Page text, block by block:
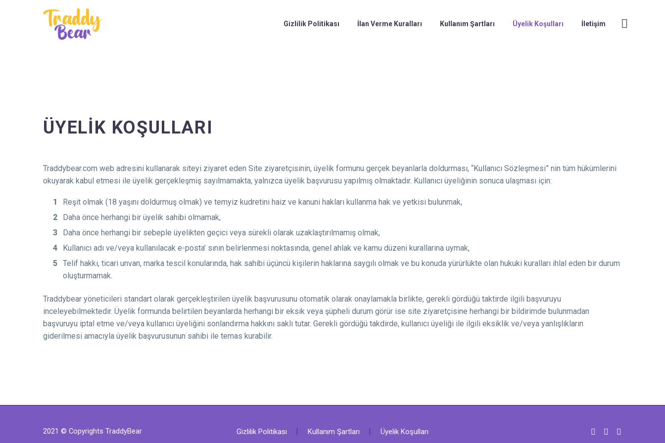
Gizlilik Politikası İlan Verme Kuralları Kullanım Şartları Üyelik Koşulları İletişim
ÜYELİK KOŞULLARI
Traddybear.com web adresini kullanarak siteyi ziyaret eden Site ziyaretçisinin, üyelik formunu gerçek beyanlarla doldurması, “Kullanıcı Sözleşmesi” nin tüm hükümlerini
okuyarak kabul etmesi ile üyelik gerçekleşmiş sayılmamakta, yalnızca üyelik başvurusu yapılmış olmaktadır. Kullanıcı üyeliğinin sonuca ulaşması için:
Reşit olmak (18 yaşını doldurmuş olmak) ve temyiz kudretini haiz ve kanuni hakları kullanma hak ve yetkisi bulunmak,
Daha önce herhangi bir üyelik sahibi olmamak,
Daha önce herhangi bir sebeple üyelikten geçici veya sürekli olarak uzaklaştırılmamış olmak,
Kullanıcı adı ve/veya kullanılacak e-posta’ sının belirlenmesi noktasında, genel ahlak ve kamu düzeni kurallarına uymak,
Telif hakkı, ticari unvan, marka tescil konularında, hak sahibi üçüncü kişilerin haklarına saygılı olmak ve bu konuda yürürlükte olan hukuki kuralları ihlal eden bir durum
oluşturmamak.
Traddybear yöneticileri standart olarak gerçekleştirilen üyelik başvurusunu otomatik olarak onaylamakla birlikte, gerekli gördüğü taktirde ilgili başvuruyu
inceleyebilmektedir. Üyelik formunda belirtilen beyanlarda herhangi bir eksik veya şüpheli durum görür ise site ziyaretçisine herhangi bir bildirimde bulunmadan
başvuruyu iptal etme ve/veya kullanıcı üyeliğini sonlandırma hakkını saklı tutar. Gerekli gördüğü takdirde, kullanıcı üyeliği ile ilgili eksiklik ve/veya yanlışlıkların
giderilmesi amacıyla üyelik başvurusunun sahibi ile temas kurabilir.
Gizlilik Politikası Kullanım Şartları Üyelik Koşulları
2021 © Copyrights TraddyBear